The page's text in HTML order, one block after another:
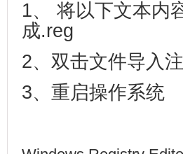
1、 将以下文本内
成.reg
2、双击文件导入
3、重启操作系统